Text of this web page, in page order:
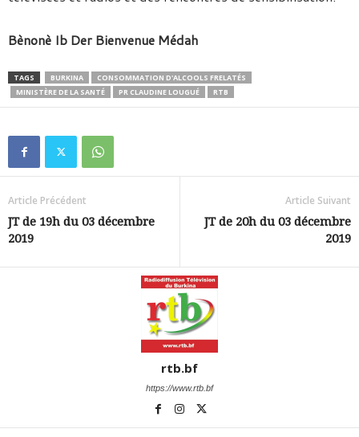
Bènonè Ib Der Bienvenue Médah
TAGS BURKINA
CONSOMMATION D'ALCOOLS FRELATÉS
MINISTÈRE DE LA SANTÉ
PR CLAUDINE LOUGUÉ RTB
Article Précédent
JT de 19h du 03 décembre
2019
Article Suivant
JT de 20h du 03 décembre
2019
rtb.bf
https://www.rtb.bf